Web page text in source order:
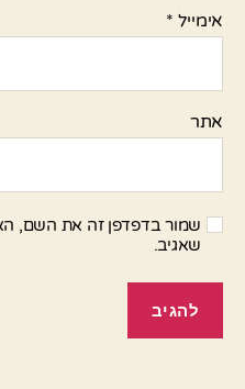
אימייל *
אתר
שמור בדפדפן זה את השם,
שאגיב.